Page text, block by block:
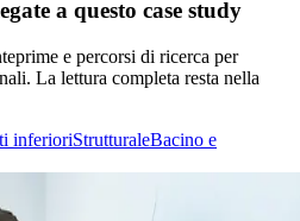
a questo case study
e percorsi di ricerca per
La lettura completa resta nella
inferioriStrutturaleBacino e